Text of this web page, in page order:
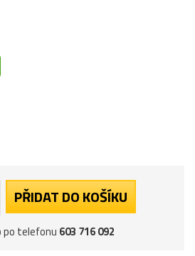
PŘIDAT DO KOŠÍKU
po telefonu 603 716 092